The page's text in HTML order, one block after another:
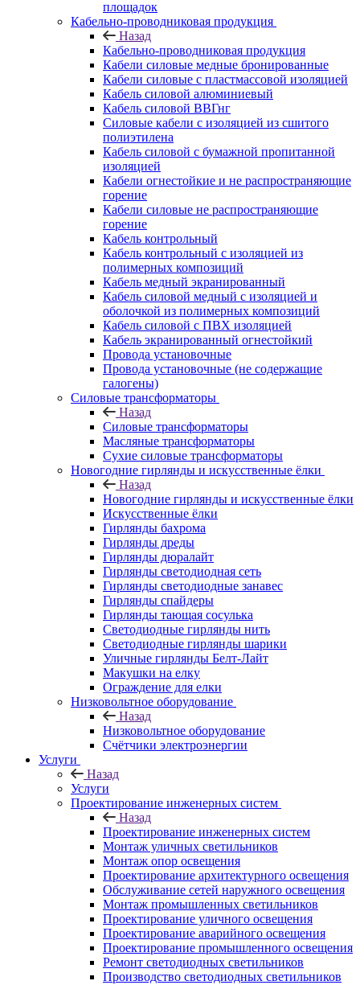
площадок
Кабельно-проводниковая продукция
Назад
Кабельно-проводниковая продукция
Кабели силовые медные бронированные
Кабели силовые с пластмассовой изоляцией
Кабель силовой алюминиевый
Кабель силовой ВВГнг
Силовые кабели с изоляцией из сшитого
полиэтилена
Кабель силовой с бумажной пропитанной
изоляцией
Кабели огнестойкие и не распространяющие
горение
Кабели силовые не распространяющие
горение
Кабель контрольный
Кабель контрольный с изоляцией из
полимерных композиций
Кабель медный экранированный
Кабель силовой медный с изоляцией и
оболочкой из полимерных композиций
Кабель силовой с ПВХ изоляцией
Кабель экранированный огнестойкий
Провода установочные
Провода установочные (не содержащие
галогены)
Силовые трансформаторы
Назад
Силовые трансформаторы
Масляные трансформаторы
Сухие силовые трансформаторы
Новогодние гирлянды и искусственные ёлки
Назад
Новогодние гирлянды и искусственные ёлки
Искусственные ёлки
Гирлянды бахрома
Гирлянды дреды
Гирлянды дюралайт
Гирлянды светодиодная сеть
Гирлянды светодиодные занавес
Гирлянды спайдеры
Гирлянды тающая сосулька
Светодиодные гирлянды нить
Светодиодные гирлянды шарики
Уличные гирлянды Белт-Лайт
Макушки на елку
Ограждение для елки
Низковольтное оборудование
Назад
Низковольтное оборудование
Счётчики электроэнергии
Услуги
Назад
Услуги
Проектирование инженерных систем
Назад
Проектирование инженерных систем
Монтаж уличных светильников
Монтаж опор освещения
Проектирование архитектурного освещения
Обслуживание сетей наружного освещения
Монтаж промышленных светильников
Проектирование уличного освещения
Проектирование аварийного освещения
Проектирование промышленного освещения
Ремонт светодиодных светильников
Производство светодиодных светильников